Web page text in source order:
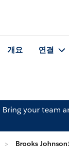
개요 연결
Bring your team
Brooks Johnson